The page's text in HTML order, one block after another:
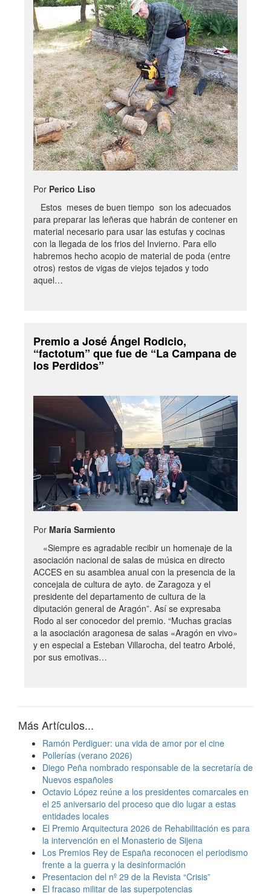
Por Perico Liso
Estos meses de buen tiempo son los adecuados
para preparar las leñeras que habrán de contener en
material necesario para usar las estufas y cocinas
con la llegada de los frios del Invierno. Para ello
habremos hecho acopio de material de poda (entre
otros) restos de vigas de viejos tejados y todo
aquel…
Premio a José Ángel Rodicio,
“factotum” que fue de “La Campana de
los Perdidos”
Por María Sarmiento
«Siempre es agradable recibir un homenaje de la
asociación nacional de salas de música en directo
ACCES en su asamblea anual con la presencia de la
concejala de cultura de ayto. de Zaragoza y el
presidente del departamento de cultura de la
diputación general de Aragón”. Así se expresaba
Rodo al ser conocedor del premio. “Muchas gracias
a la asociación aragonesa de salas «Aragón en vivo»
y en especial a Esteban Villarocha, del teatro Arbolé,
por sus emotivas…
Más Artículos...
Ramón Perdiguer: una vida de amor por el cine
Pollerías (verano 2026)
Diego Peña nombrado responsable de la secretaría de
Nuevos españoles
Octavio López reúne a los presidentes comarcales en
el 25 aniversario del proceso que dio lugar a estas
entidades locales
El Premio Arquitectura 2026 de Rehabilitación es para
la intervención en el Monasterio de Sijena
Los Premios Rey de España reconocen el periodismo
frente a la guerra y la desinformación
Presentacion del nº 29 de la Revista “Crisis”
El fracaso militar de las superpotencias